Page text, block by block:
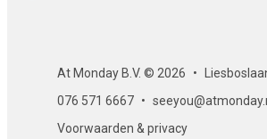
At Monday B.V. © 2026
076 571 6667
Voorwaarden & privacy